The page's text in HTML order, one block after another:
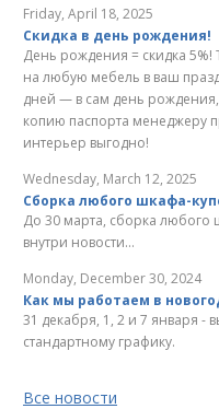
Friday, April 18, 2025
Скидка в день рождения!
День рождения = скидка 5%!
на любую мебель в ваш
дней — в сам день
копию паспорта менеджеру
интерьер выгодно!
Wednesday, March 12, 2025
Сборка любого шкафа-
До 30 марта, сборка любого
внутри новости...
Monday, December 30, 2024
Как мы работаем в
31 декабря, 1, 2 и 7 января -
стандартному графику.
Все новости